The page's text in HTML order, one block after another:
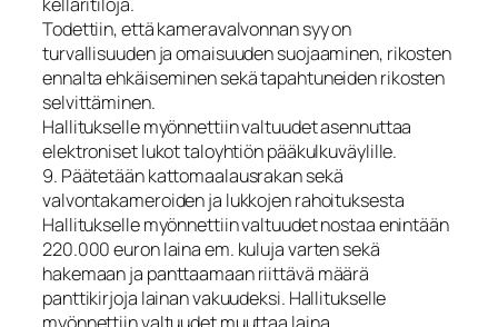
Todettiin, että kameravalvonnan syy on
turvallisuuden ja omaisuuden suojaaminen, rikosten
ennalta ehkäiseminen sekä tapahtuneiden rikosten
selvittäminen.
Hallitukselle myönnettiin valtuudet asennuttaa
elektroniset lukot taloyhtiön pääkulkuväylille.
9. Päätetään kattomaalausrakan sekä
valvontakameroiden ja lukkojen rahoituksesta
Hallitukselle myönnettiin valtuudet nostaa enintään
220.000 euron laina em. kuluja varten sekä
hakemaan ja panttaamaan riittävä määrä
panttikirjoja lainan vakuudeksi. Hallitukselle